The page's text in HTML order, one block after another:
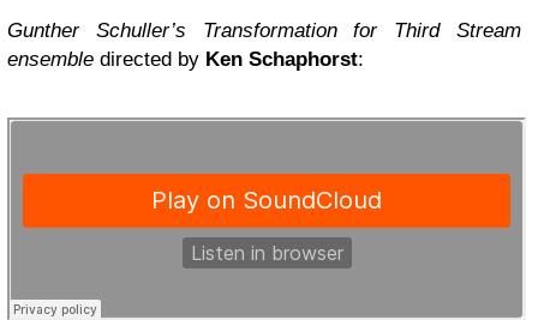
Gunther Schuller’s Transformation for Third Stream
ensemble directed by Ken Schaphorst: